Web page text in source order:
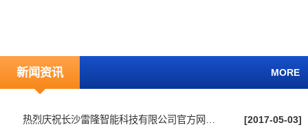
新闻资讯 MORE
[2017-05-03]